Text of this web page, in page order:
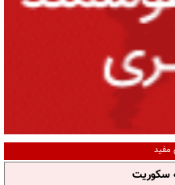
مفید
سکوریت